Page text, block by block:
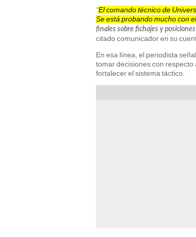
“El comando técnico de
Se está probando mucho con
finales sobre fichajes y posiciones
citado comunicador en su
En esa línea, el periodista
tomar decisiones con
fortalecer el sistema táctico.